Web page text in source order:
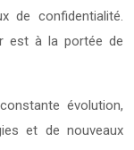
de confidentialité.
est à la portée de
évolution,
et de nouveaux